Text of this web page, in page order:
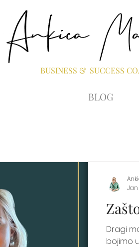
BUSINESS & SUCCESS
BLOG
Dragi
bojimo
Jan